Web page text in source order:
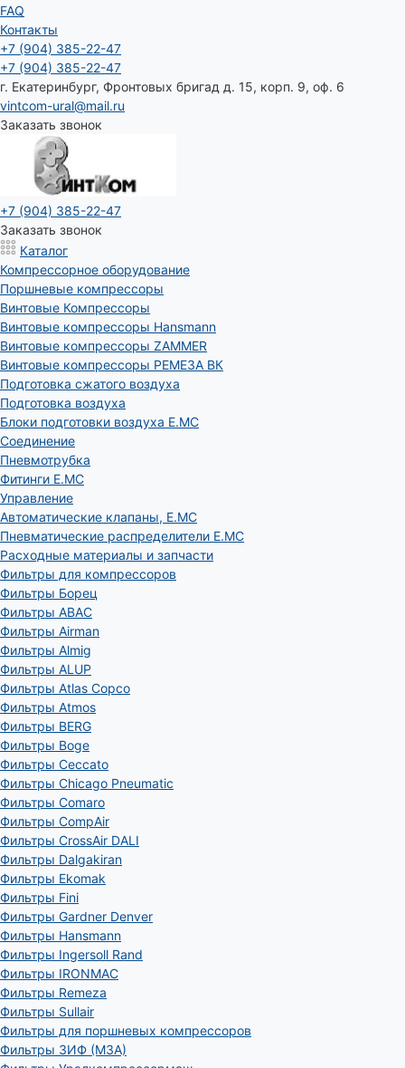
FAQ
Контакты
+7 (904) 385-22-47
+7 (904) 385-22-47
г. Екатеринбург, Фронтовых бригад д. 15, корп. 9, оф. 6
vintcom-ural@mail.ru
Заказать звонок
+7 (904) 385-22-47
Заказать звонок
Каталог
Компрессорное оборудование
Поршневые компрессоры
Винтовые Компрессоры
Винтовые компрессоры Hansmann
Винтовые компрессоры ZAMMER
Винтовые компрессоры РЕМЕЗА ВК
Подготовка сжатого воздуха
Подготовка воздуха
Блоки подготовки воздуха E.MC
Соединение
Пневмотрубка
Фитинги E.MC
Управление
Автоматические клапаны, Е.МС
Пневматические распределители E.MC
Расходные материалы и запчасти
Фильтры для компрессоров
Фильтры Борец
Фильтры ABAC
Фильтры Airman
Фильтры Almig
Фильтры ALUP
Фильтры Atlas Copco
Фильтры Atmos
Фильтры BERG
Фильтры Boge
Фильтры Ceccato
Фильтры Chicago Pneumatic
Фильтры Comaro
Фильтры CompAir
Фильтры CrossAir DALI
Фильтры Dalgakiran
Фильтры Ekomak
Фильтры Fini
Фильтры Gardner Denver
Фильтры Hansmann
Фильтры Ingersoll Rand
Фильтры IRONMAC
Фильтры Remeza
Фильтры Sullair
Фильтры для поршневых компрессоров
Фильтры ЗИФ (МЗА)